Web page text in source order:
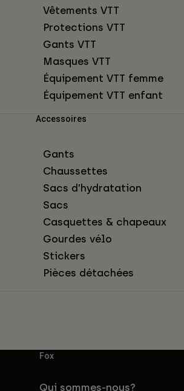
Vêtements VTT
Protections VTT
Gants VTT
Masques VTT
Équipement VTT femme
Équipement VTT enfant
Accessoires
Gants
Chaussettes
Sacs d’hydratation
Sacs
Casquettes & chapeaux
Gourdes vélo
Stickers
Pièces détachées
Fox
Qui sommes-nous?